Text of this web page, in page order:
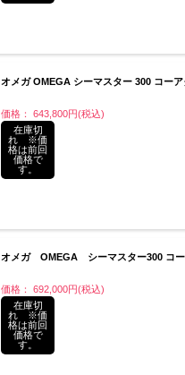
オメガ OMEGA シーマスター 300 コー
価格： 643,800円(税込)
在庫切
れ ※価
格は前回
価格で
す。
オメガ OMEGA シーマスター300 コ
価格： 692,000円(税込)
在庫切
れ ※価
格は前回
価格で
す。